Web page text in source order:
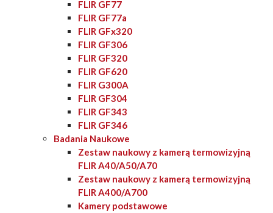
FLIR GF77
FLIR GF77a
FLIR GFx320
FLIR GF306
FLIR GF320
FLIR GF620
FLIR G300A
FLIR GF304
FLIR GF343
FLIR GF346
Badania Naukowe
Zestaw naukowy z kamerą termowizyjną
FLIR A40/A50/A70
Zestaw naukowy z kamerą termowizyjną
FLIR A400/A700
Kamery podstawowe